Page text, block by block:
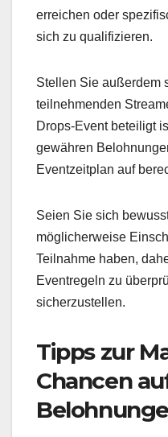
erreichen oder
sich zu qualifizieren.
Stellen Sie außerdem
teilnehmenden
Drops-Event beteiligt
gewähren
Eventzeitplan auf
Seien Sie sich
möglicherweise
Teilnahme haben,
Eventregeln zu
sicherzustellen.
Tipps zur
Chancen